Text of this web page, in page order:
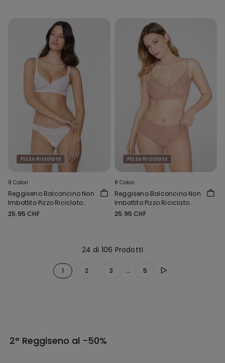
Pizzo Riciclato
8 Colori
Reggiseno Balconcino Non
Imbottito Pizzo Riciclato
Paris
25.95 CHF
Pizzo Riciclato
8 Colori
Reggiseno Balconcino Non
Imbottito Pizzo Riciclato
Paris
25.95 CHF
24 di 106 Prodotti
1 2 3 ... 5
2° Reggiseno al -50%